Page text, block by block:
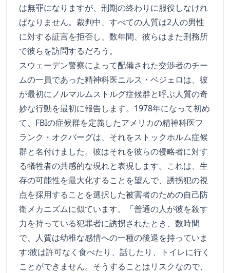
は無罪になりますが、刑期の終わりに服役しなけれ
ばなりません。裁判中、すべての人質は2人の男性
に対する証言を拒否し、数年間、彼らはまた刑務所
で彼らを訪問するだろう。
スウェーデン警察によって配備された交渉者のチー
ムの一員であった精神科医ニルス・ベジェロは、彼
が最初にノルマルムストルグ症候群と呼ぶ人質の奇
妙な行動を最初に報告します。1978年になって初め
て、FBIの症候群を定義したアメリカの精神科医フ
ランク・オクバーグは、それをストックホルム症候
群と名付けました。彼はそれを彼らの侵略者に対す
る犠牲者の共感的な現れと表現します。これは、生
存の可能性を最大化することを望んで、誘拐犯の視
点を採用することを選択した被害者のための自己防
衛メカニズムに似ています。「普通の人が彼を殺す
力を持っている犯罪者に誘拐されたとき、数時間
で、人質は幼稚な感情への一種の後退を持っていま
す:彼は許可なく食べたり、話したり、トイレに行く
ことができません。そうすることはリスクなので、